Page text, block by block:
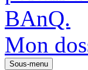
Mon
Sous-menu